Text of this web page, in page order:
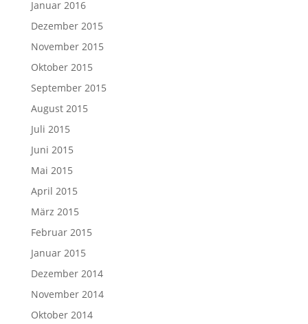
Januar 2016
Dezember 2015
November 2015
Oktober 2015
September 2015
August 2015
Juli 2015
Juni 2015
Mai 2015
April 2015
März 2015
Februar 2015
Januar 2015
Dezember 2014
November 2014
Oktober 2014